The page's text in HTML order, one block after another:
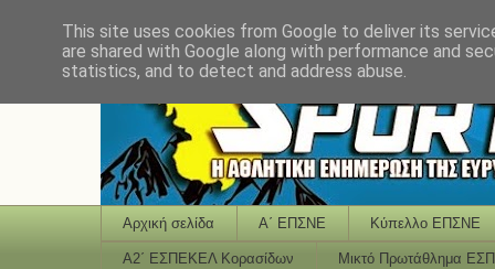
Αρχική σελίδα Α΄ ΕΠΣΝΕ Κύπελλο ΕΠΣΝΕ
Α2΄ ΕΣΠΕΚΕΛ Κορασίδων Μικτό Πρωτάθλημα
This site uses cookies from Google to deliver its
are shared with Google along with performance and
statistics, and to detect and address abuse.